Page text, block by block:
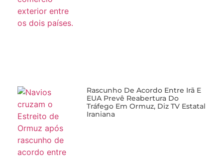
Rascunho De Acordo Entre Irã E
EUA Prevê Reabertura Do
Tráfego Em Ormuz, Diz TV Estatal
Iraniana